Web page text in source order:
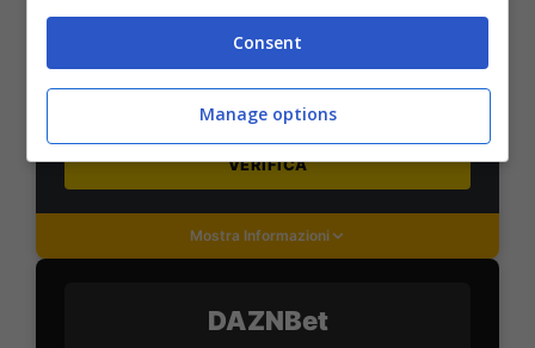
Iscrivendoti a PlanetWin365 ricevi: 100% fino a 2000€
in Bonus Scommesse + 100% fino a 50€ in Bonus
2050€
VERIFICA
Mostra Informazioni
DAZNBet
Consent
Manage options